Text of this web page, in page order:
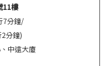
11樓
7分鐘/
2分鐘)
中遠大廈